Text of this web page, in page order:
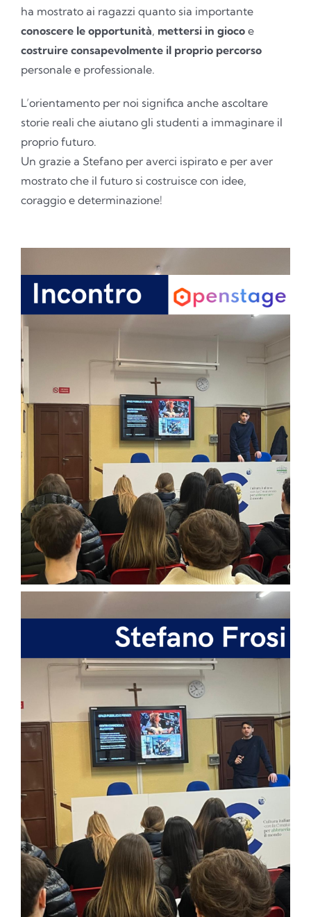
ha mostrato ai ragazzi quanto sia importante
conoscere le opportunità, mettersi in giocoe
costruire consapevolmente il proprio percorso
personale e professionale.
L’orientamento per noi significa anche ascoltare
storie reali che aiutano gli studenti a immaginare il
proprio futuro.
Un grazie a Stefano per averci ispirato e per aver
mostrato che il futuro si costruisce con idee,
coraggio e determinazione!